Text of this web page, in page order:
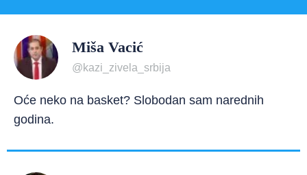
Miša Vacić
@kazi_zivela_srbija
Oće neko na basket? Slobodan sam narednih
godina.